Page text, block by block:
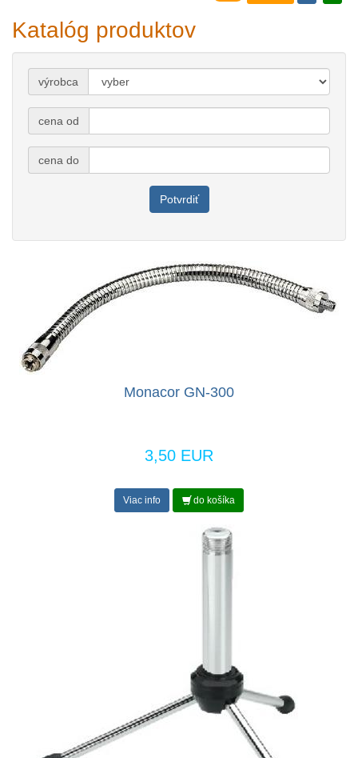
Katalóg produktov
výrobca
cena od
cena do
Potvrdiť
Monacor GN-300
3,50 EUR
Viac info do košíka